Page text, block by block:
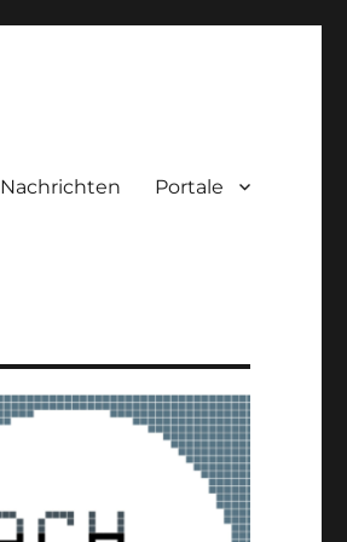
Nachrichten Portale